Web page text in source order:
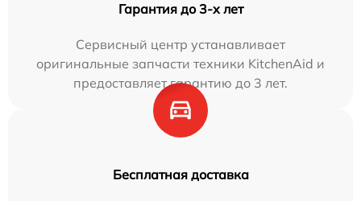
Гарантия до 3-х лет
Сервисный центр устанавливает
оригинальные запчасти техники KitchenAid и
предоставляет гарантию до 3 лет.
Бесплатная доставка